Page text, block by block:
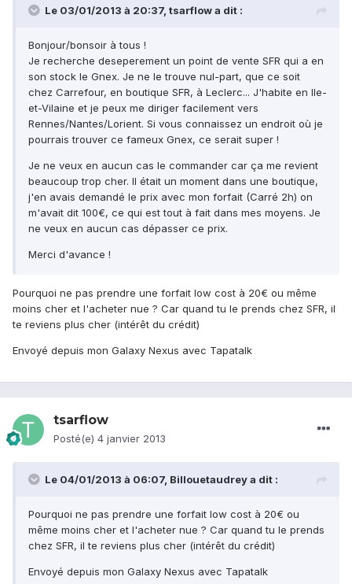
Le 03/01/2013 à 20:37, tsarflow a dit :
Bonjour/bonsoir à tous !
Je recherche deseperement un point de vente SFR qui a en
son stock le Gnex. Je ne le trouve nul-part, que ce soit
chez Carrefour, en boutique SFR, à Leclerc... J'habite en Ile-
et-Vilaine et je peux me diriger facilement vers
Rennes/Nantes/Lorient. Si vous connaissez un endroit où je
pourrais trouver ce fameux Gnex, ce serait super !
Je ne veux en aucun cas le commander car ça me revient
beaucoup trop cher. ll était un moment dans une boutique,
j'en avais demandé le prix avec mon forfait (Carré 2h) on
m'avait dit 100€, ce qui est tout à fait dans mes moyens. Je
ne veux en aucun cas dépasser ce prix.
Merci d'avance !
Pourquoi ne pas prendre une forfait low cost à 20€ ou même
moins cher et l'acheter nue ? Car quand tu le prends chez SFR, il
te reviens plus cher (intérêt du crédit)
Envoyé depuis mon Galaxy Nexus avec Tapatalk
tsarflow
Posté(e) 4 janvier 2013
Le 04/01/2013 à 06:07, Billouetaudrey a dit :
Pourquoi ne pas prendre une forfait low cost à 20€ ou
même moins cher et l'acheter nue ? Car quand tu le prends
chez SFR, il te reviens plus cher (intérêt du crédit)
Envoyé depuis mon Galaxy Nexus avec Tapatalk